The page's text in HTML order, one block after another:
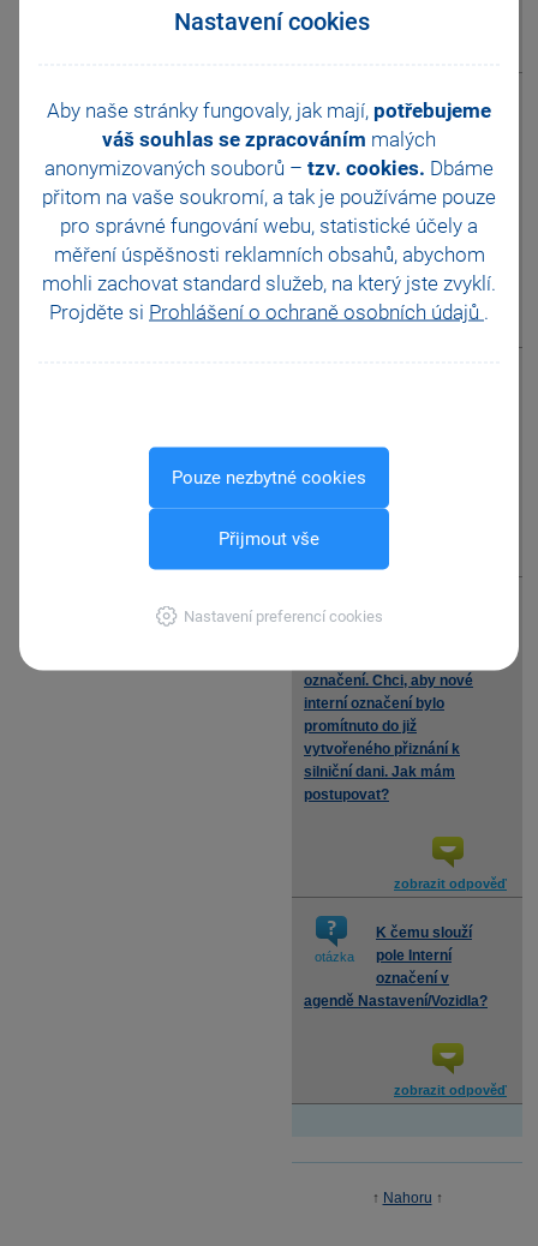
Nastavení cookies
Aby naše stránky fungovaly, jak mají, potřebujeme
váš souhlas se zpracováním malých
anonymizovaných souborů – tzv. cookies. Dbáme
přitom na vaše soukromí, a tak je používáme pouze
pro správné fungování webu, statistické účely a
měření úspěšnosti reklamních obsahů, abychom
mohli zachovat standard služeb, na který jste zvyklí.
Projděte si Prohlášení o ochraně osobních údajů .
Pouze nezbytné cookies
Přijmout vše
Nastavení preferencí cookies
otázka
Na Přiznání k dani
silniční chci mít
ve sloupci 15
"Registrační značka
vozidla" uvedeno písmeno
Z. Je to v programu TAX
možné?
Interní označení v agendě
Nastavení/Vozidla?
U zadaného
označení. Chci, aby nové
interní označení bylo
promítnuto do již
vytvořeného přiznání k
silniční dani. Jak mám
postupovat?
zobrazit odpověď
otázka
K čemu slouží
pole Interní
označení v
agendě Nastavení/Vozidla?
zobrazit odpověď
↑ Nahoru ↑